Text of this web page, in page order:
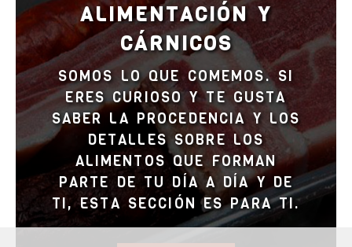
ALIMENTACIÓN Y
CÁRNICOS
SOMOS LO QUE COMEMOS. SI
ERES CURIOSO Y TE GUSTA
SABER LA PROCEDENCIA Y LOS
DETALLES SOBRE LOS
ALIMENTOS QUE FORMAN
PARTE DE TU DÍA A DÍA Y DE
TI, ESTA SECCIÓN ES PARA TI.